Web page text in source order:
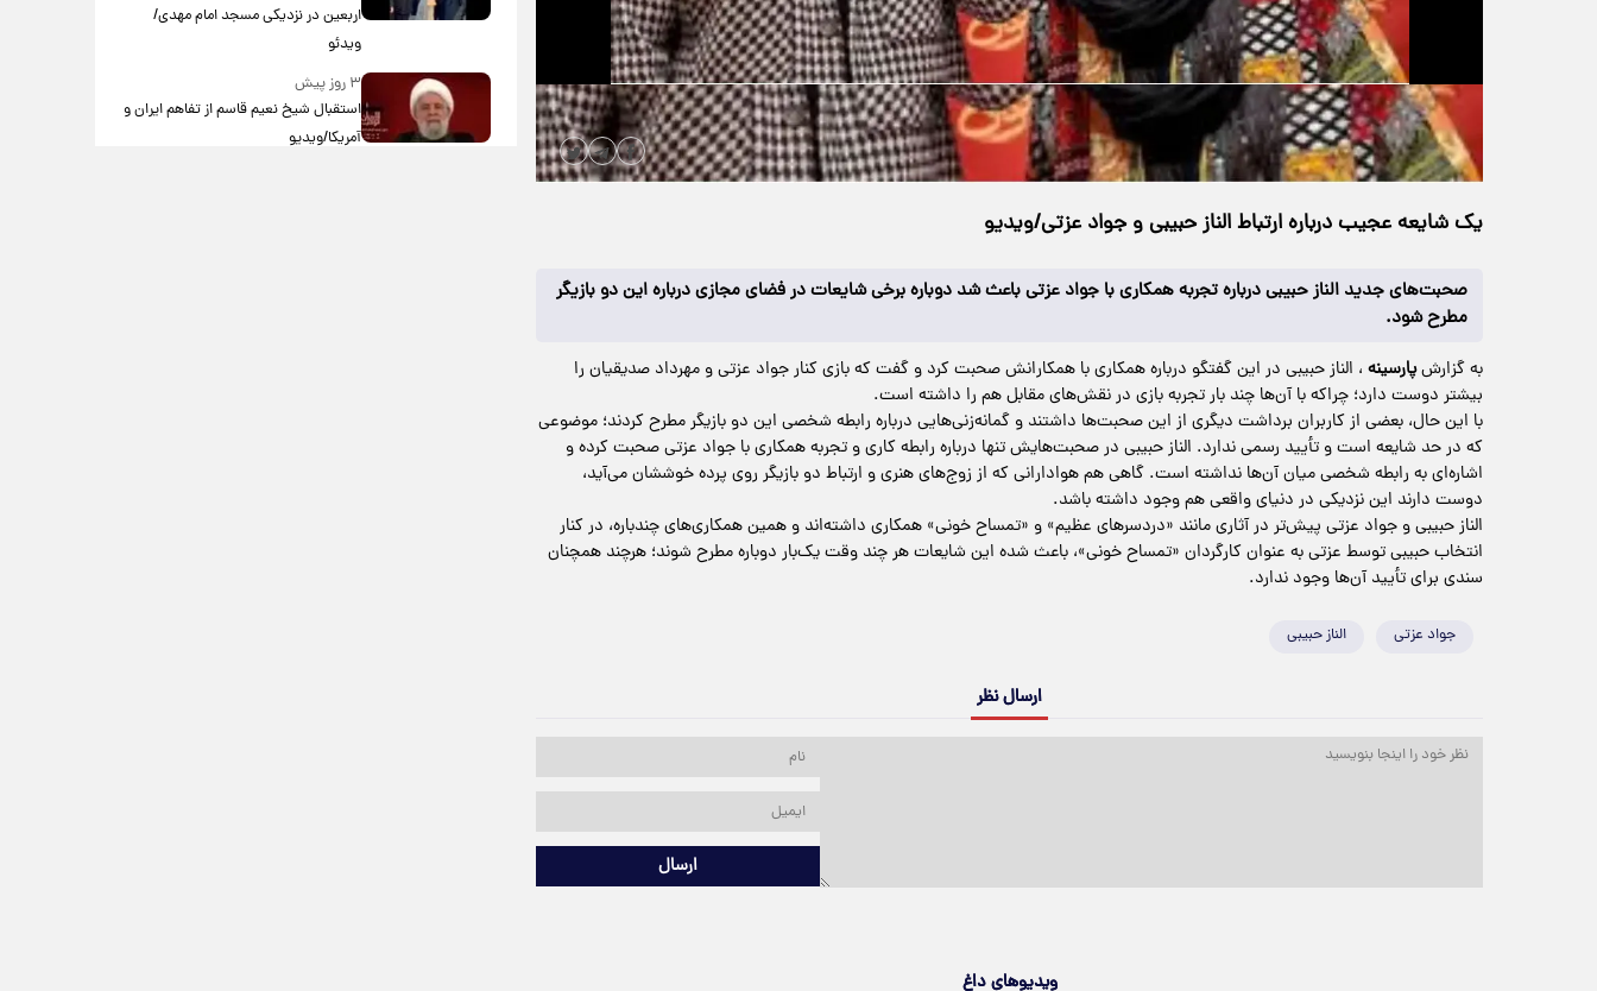
حجم ویدیو: 3.56M |مدت زمان ویدیو: 00:00:37
خانه>چندرسانه‌ای ۲۶ خرداد ۱۴۰۵ ۲۱:۳۰ دانلود
یک شایعه عجیب درباره ارتباط الناز حبیبی و جواد عزتی/ویدیو
صحبت‌های جدید الناز حبیبی درباره تجربه همکاری با جواد عزتی باعث شد دوباره برخی شایعات در فضای مجازی درباره این دو بازیگر
مطرح شود.
به گزارشپارسینه ، الناز حبیبی در این گفتگو درباره همکاری با همکارانش صحبت کرد و گفت که بازی کنار جواد عزتی و مهرداد صدیقیان را
بیشتر دوست دارد؛ چراکه با آن‌ها چند بار تجربه بازی در نقش‌های مقابل هم را داشته است.
با این حال، بعضی از کاربران برداشت دیگری از این صحبت‌ها داشتند و گمانه‌زنی‌هایی درباره رابطه شخصی این دو بازیگر مطرح کردند؛ موضوعی
که در حد شایعه است و تأیید رسمی ندارد. الناز حبیبی در صحبت‌هایش تنها درباره رابطه کاری و تجربه همکاری با جواد عزتی صحبت کرده و
اشاره‌ای به رابطه شخصی میان آن‌ها نداشته است. گاهی هم هوادارانی که از زوج‌های هنری و ارتباط دو بازیگر روی پرده خوششان می‌آید،
دوست دارند این نزدیکی در دنیای واقعی هم وجود داشته باشد.
الناز حبیبی و جواد عزتی پیش‌تر در آثاری مانند «دردسرهای عظیم» و «تمساح خونی» همکاری داشته‌اند و همین همکاری‌های چندباره، در کنار
انتخاب حبیبی توسط عزتی به عنوان کارگردان «تمساح خونی»، باعث شده این شایعات هر چند وقت یک‌بار دوباره مطرح شوند؛ هرچند همچنان
سندی برای تأیید آن‌ها وجود ندارد.
جواد عزتی الناز حبیبی
ارسال نظر
ارسال
ویدیوهای داغ
اربعین در نزدیکی مسجد امام مهدی/
ویدئو
۳ روز پیش
استقبال شیخ نعیم قاسم از تفاهم ایران و
آمریکا/ویدیو